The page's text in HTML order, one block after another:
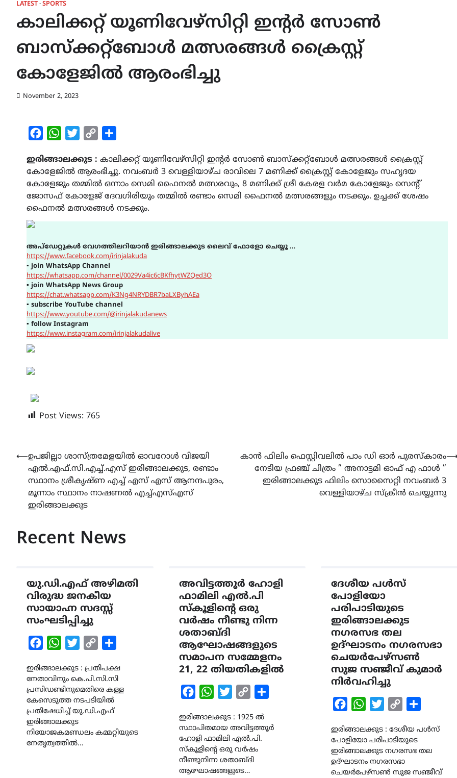
LATEST SPORTS
കാലിക്കറ്റ്‌ യൂണിവേഴ്സിറ്റി ഇന്റർ സോൺ
ബാസ്ക്കറ്റ്ബോൾ മത്സരങ്ങൾ ക്രൈസ്റ്റ്
കോളേജിൽ ആരംഭിച്ചു
November 2, 2023
FacebookWhatsAppTwitterCopy
ഇരിങ്ങാലക്കുട : കാലിക്കറ്റ്‌ യൂണിവേഴ്സിറ്റി ഇന്റർ സോൺ ബാസ്ക്കറ്റ്ബോൾ മത്സരങ്ങൾ ക്രൈസ്റ്റ്
കോളേജിൽ ആരംഭിച്ചു. നവംബർ 3 വെള്ളിയാഴ്ച രാവിലെ 7 മണിക്ക് ക്രൈസ്റ്റ് കോളേജും സഹൃദയ
കോളേജും തമ്മിൽ ഒന്നാം സെമി ഫൈനൽ മത്സരവും, 8 മണിക്ക് ശ്രീ കേരള വർമ കോളേജും സെന്റ്
ജോസഫ് കോളേജ് ദേവഗിരിയും തമ്മിൽ രണ്ടാം സെമി ഫൈനൽ മത്സരങ്ങളും നടക്കും. ഉച്ചക്ക് ശേഷം
ഫൈനൽ മത്സരങ്ങൾ നടക്കും.
അപ്ഡേറ്റുകൾ വേഗത്തിലറിയാൻ ഇരിങ്ങാലക്കുട ലൈവ് ഫോളോ ചെയ്യൂ …
https://www.facebook.com/irinjalakuda
▪join WhatsApp Channel
https://whatsapp.com/channel/0029Va4ic6cBKfhytWZQed3O
▪join WhatsApp News Group
https://chat.whatsapp.com/K3Ng4NRYDBR7baLXByhAEa
▪ subscribe YouTube channel
https://www.youtube.com/@irinjalakudanews
▪ follow Instagram
https://www.instagram.com/irinjalakudalive
Post Views: 765
Post
navigation
⟵ഉപജില്ലാ ശാസ്ത്രമേളയിൽ ഓവറോൾ വിജയി
എൽ.എഫ്.സി.എച്ച്.എസ് ഇരിങ്ങാലക്കുട, രണ്ടാം
സ്ഥാനം ശ്രീകൃഷ്ണ എച്ച് എസ് എസ് ആനന്ദപുരം,
മൂന്നാം സ്ഥാനം നാഷണൽ എച്ച്എസ്എസ്
ഇരിങ്ങാലക്കുട
കാൻ ഫിലിം ഫെസ്റ്റിവലിൽ പാം ഡി ഓർ പുരസ്കാരം
നേടിയ ഫ്രഞ്ച് ചിത്രം ” അനാട്ടമി ഓഫ് എ ഫാൾ ”
ഇരിങ്ങാലക്കുട ഫിലിം സൊസൈറ്റി നവംബർ 3
വെള്ളിയാഴ്ച സ്ക്രീൻ ചെയ്യുന്നു
Recent News
യു.ഡി.എഫ് അഴിമതി
വിരുദ്ധ ജനകീയ
സായാഹ്ന സദസ്സ്
സംഘടിപ്പിച്ചു
FacebookWhatsAppTwitterCopy
ഇരിങ്ങാലക്കുട : പ്രതിപക്ഷ
നേതാവിനും കെ.പി.സി.സി
പ്രസിഡണ്ടിനുമെതിരെ കള്ള
കേസെടുത്ത നടപടിയിൽ
പ്രതിഷേധിച്ച് യു.ഡി.എഫ്
ഇരിങ്ങാലക്കുട
നിയോജകമണ്ഡലം കമ്മറ്റിയുടെ
നേതൃത്വത്തിൽ…
അവിട്ടത്തൂർ ഹോളി
ഫാമിലി എൽ.പി
സ്കൂളിന്റെ ഒരു
വർഷം നീണ്ടു നിന്ന
ശതാബ്ദി
ആഘോഷങ്ങളുടെ
സമാപന സമ്മേളനം
21, 22 തിയതികളിൽ
FacebookWhatsAppTwitterCopy
ഇരിങ്ങാലക്കുട : 1925 ൽ
സ്ഥാപിതമായ അവിട്ടത്തൂർ
ഹോളി ഫാമിലി എൽ.പി.
സ്കൂളിന്റെ ഒരു വർഷം
നീണ്ടുനിന്ന ശതാബ്ദി
ആഘോഷങ്ങളുടെ…
ദേശീയ പൾസ്
പോളിയോ
പരിപാടിയുടെ
ഇരിങ്ങാലക്കുട
നഗരസഭ തല
ഉദ്ഘാടനം നഗരസഭാ
ചെയർപേഴ്സൺ
സുജ സഞ്ജീവ് കുമാർ
നിർവഹിച്ചു
FacebookWhatsAppTwitterCopy
ഇരിങ്ങാലക്കുട : ദേശീയ പൾസ്
പോളിയോ പരിപാടിയുടെ
ഇരിങ്ങാലക്കുട നഗരസഭ തല
ഉദ്ഘാടനം നഗരസഭാ
ചെയർപേഴ്സൺ സുജ സഞ്ജീവ്